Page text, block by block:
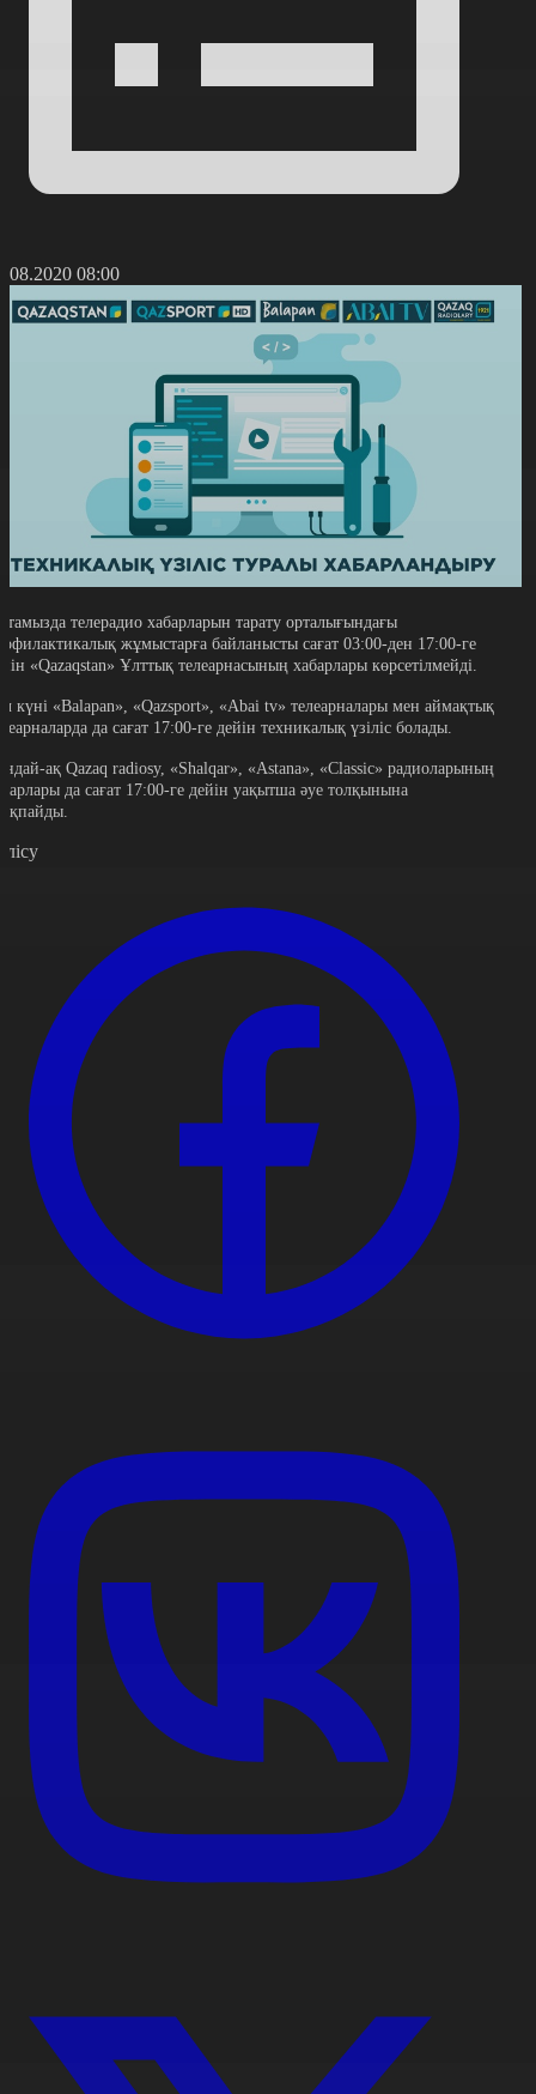
08:00
тамызда телерадио хабарларын тарату орталығындағы
жұмыстарға байланысты сағат 03:00-ден 17:00-ге
«Qazaqstan» Ұлттық телеарнасының хабарлары көрсетілмейді.
күні «Вalapan», «Qazsport», «Abai tv» телеарналары мен аймақтық
да сағат 17:00-ге дейін техникалық үзіліс болады.
ақ Qazaq radiosy, «Shalqar», «Astana», «Classic» радиоларының
да сағат 17:00-ге дейін уақытша әуе толқынына